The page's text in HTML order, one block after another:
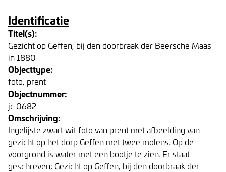
Identificatie
Titel(s):
Gezicht op Geffen, bij den doorbraak der Beersche Maas
in 1880
Objecttype:
foto, prent
Objectnummer:
jc 0682
Omschrijving:
Ingelijste zwart wit foto van prent met afbeelding van
gezicht op het dorp Geffen met twee molens. Op de
voorgrond is water met een bootje te zien. Er staat
geschreven; Gezicht op Geffen, bij den doorbraak der